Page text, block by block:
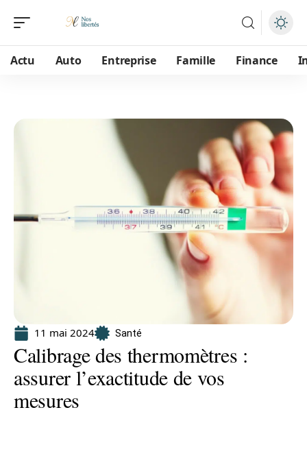
Actu Auto Entreprise Famille Finance
11 mai 2024 Santé
Calibrage des thermomètres :
assurer l’exactitude de vos
mesures